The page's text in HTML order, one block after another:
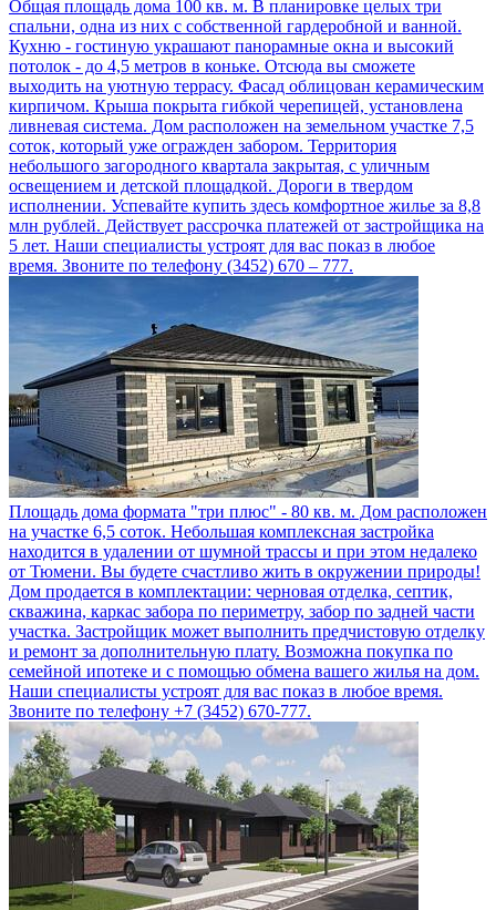
Общая площадь дома 100 кв. м. В планировке целых три
спальни, одна из них с собственной гардеробной и ванной.
Кухню - гостиную украшают панорамные окна и высокий
потолок - до 4,5 метров в коньке. Отсюда вы сможете
выходить на уютную террасу. Фасад облицован керамическим
кирпичом. Крыша покрыта гибкой черепицей, установлена
ливневая система. Дом расположен на земельном участке 7,5
соток, который уже огражден забором. Территория
небольшого загородного квартала закрытая, с уличным
освещением и детской площадкой. Дороги в твердом
исполнении. Успевайте купить здесь комфортное жилье за 8,8
млн рублей. Действует рассрочка платежей от застройщика на
5 лет. Наши специалисты устроят для вас показ в любое
время. Звоните по телефону (3452) 670 – 777.
Площадь дома формата "три плюс" - 80 кв. м. Дом расположен
на участке 6,5 соток. Небольшая комплексная застройка
находится в удалении от шумной трассы и при этом недалеко
от Тюмени. Вы будете счастливо жить в окружении природы!
Дом продается в комплектации: черновая отделка, септик,
скважина, каркас забора по периметру, забор по задней части
участка. Застройщик может выполнить предчистовую отделку
и ремонт за дополнительную плату. Возможна покупка по
семейной ипотеке и с помощью обмена вашего жилья на дом.
Наши специалисты устроят для вас показ в любое время.
Звоните по телефону +7 (3452) 670-777.